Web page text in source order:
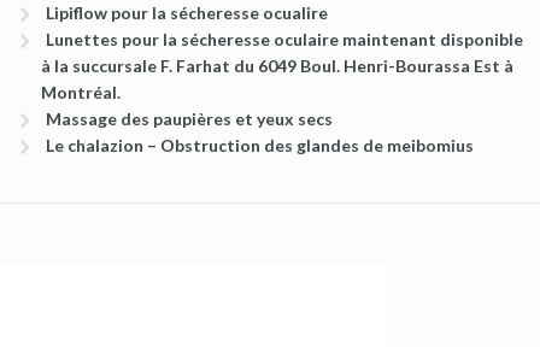
Lipiflow pour la sécheresse ocualire
Lunettes pour la sécheresse oculaire maintenant disponible
à la succursale F. Farhat du 6049 Boul. Henri-Bourassa Est à
Montréal.
Massage des paupières et yeux secs
Le chalazion – Obstruction des glandes de meibomius